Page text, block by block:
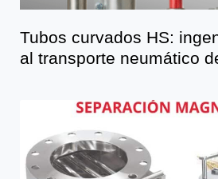
Tubos curvados HS:
al transporte neumático